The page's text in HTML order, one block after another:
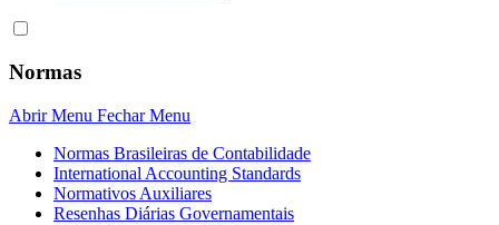
Normas
Abrir Menu Fechar Menu
Normas Brasileiras de Contabilidade
International Accounting Standards
Normativos Auxiliares
Resenhas Diárias Governamentais